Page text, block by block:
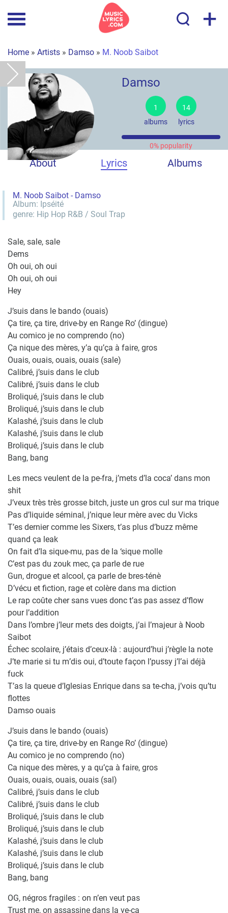
+
Home » Artists » Damso » Μ. Noob Saibot
Damso
1
albums
14
lyrics
0% popularity
About Lyrics Albums
Μ. Noob Saibot - Damso
Album: Ipséité
genre: Hip Hop R&B / Soul Trap
Sale, sale, sale
Dems
Oh oui, oh oui
Oh oui, oh oui
Hey
J’suis dans le bando (ouais)
Ça tire, ça tire, drive-by en Range Ro’ (dingue)
Au comico je no comprendo (no)
Ça nique des mères, y’a qu’ça à faire, gros
Ouais, ouais, ouais, ouais (sale)
Calibré, j’suis dans le club
Calibré, j’suis dans le club
Broliqué, j’suis dans le club
Broliqué, j’suis dans le club
Kalashé, j’suis dans le club
Kalashé, j’suis dans le club
Broliqué, j’suis dans le club
Bang, bang
Les mecs veulent de la pe-fra, j’mets d’la coca’ dans mon
shit
J’veux très très grosse bitch, juste un gros cul sur ma trique
Pas d’liquide séminal, j’nique leur mère avec du Vicks
T’es dernier comme les Sixers, t’as plus d’buzz même
quand ça leak
On fait d’la sique-mu, pas de la ‘sique molle
C’est pas du zouk mec, ça parle de rue
Gun, drogue et alcool, ça parle de bres-ténè
D’vécu et fiction, rage et colère dans ma diction
Le rap coûte cher sans vues donc t’as pas assez d’flow
pour l’addition
Dans l’ombre j’leur mets des doigts, j’ai l’majeur à Noob
Saibot
Échec scolaire, j’étais d’ceux-là : aujourd’hui j’règle la note
J’te marie si tu m’dis oui, d’toute façon l’pussy j’l’ai déjà
fuck
T’as la queue d’Iglesias Enrique dans sa te-cha, j’vois qu’tu
flottes
Damso ouais
J’suis dans le bando (ouais)
Ça tire, ça tire, drive-by en Range Ro’ (dingue)
Au comico je no comprendo (no)
Ca nique des mères, y a qu’ça à faire, gros
Ouais, ouais, ouais, ouais (sal)
Calibré, j’suis dans le club
Calibré, j’suis dans le club
Broliqué, j’suis dans le club
Broliqué, j’suis dans le club
Kalashé, j’suis dans le club
Kalashé, j’suis dans le club
Broliqué, j’suis dans le club
Bang, bang
OG, négros fragiles : on n’en veut pas
Trust me, on assassine dans la ve-ca